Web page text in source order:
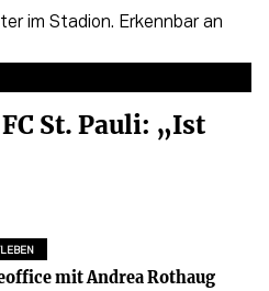
St. Pauli: „Ist
mit Andrea Rothaug